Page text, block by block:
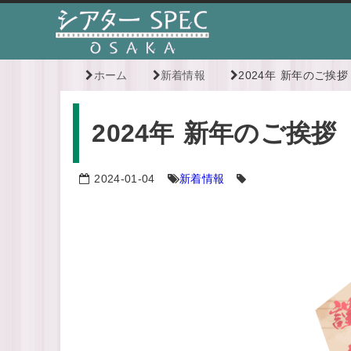
ホーム 新着情報 2024年 新年のご挨拶
2024年 新年のご挨拶
2024-01-04 新着情報